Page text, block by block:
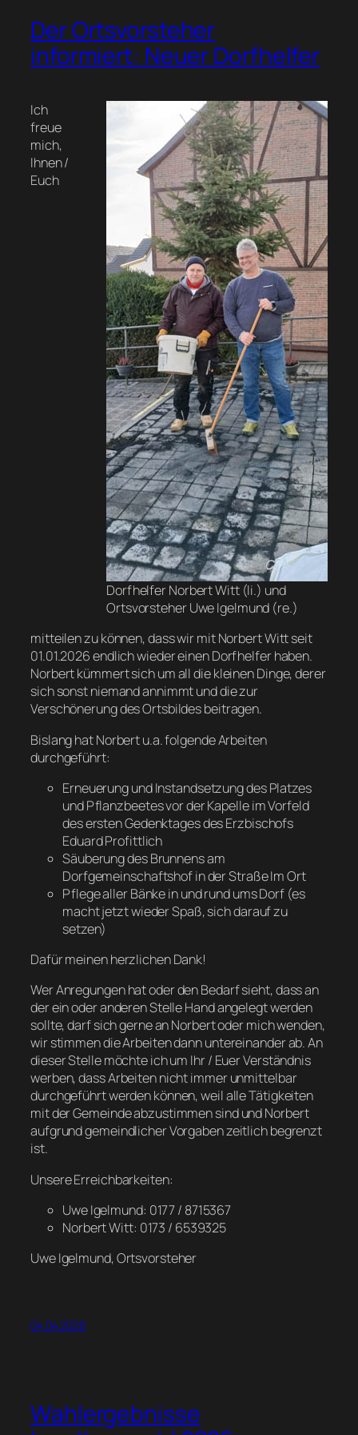
Der Ortsvorsteher
informiert: Neuer Dorfhelfer
Dorfhelfer Norbert Witt (li.) und
Ortsvorsteher Uwe Igelmund (re.)
Ich
freue
mich,
Ihnen /
Euch
mitteilen zu können, dass wir mit Norbert Witt seit
01.01.2026 endlich wieder einen Dorfhelfer haben.
Norbert kümmert sich um all die kleinen Dinge, derer
sich sonst niemand annimmt und die zur
Verschönerung des Ortsbildes beitragen.
Bislang hat Norbert u.a. folgende Arbeiten
durchgeführt:
Erneuerung und Instandsetzung des Platzes
und Pflanzbeetes vor der Kapelle im Vorfeld
des ersten Gedenktages des Erzbischofs
Eduard Profittlich
Säuberung des Brunnens am
Dorfgemeinschaftshof in der Straße Im Ort
Pflege aller Bänke in und rund ums Dorf (es
macht jetzt wieder Spaß, sich darauf zu
setzen)
Dafür meinen herzlichen Dank!
Wer Anregungen hat oder den Bedarf sieht, dass an
der ein oder anderen Stelle Hand angelegt werden
sollte, darf sich gerne an Norbert oder mich wenden,
wir stimmen die Arbeiten dann untereinander ab. An
dieser Stelle möchte ich um Ihr / Euer Verständnis
werben, dass Arbeiten nicht immer unmittelbar
durchgeführt werden können, weil alle Tätigkeiten
mit der Gemeinde abzustimmen sind und Norbert
aufgrund gemeindlicher Vorgaben zeitlich begrenzt
ist.
Unsere Erreichbarkeiten:
Uwe Igelmund: 0177 / 8715367
Norbert Witt: 0173 / 6539325
Uwe Igelmund, Ortsvorsteher
04.04.2026
Wahlergebnisse